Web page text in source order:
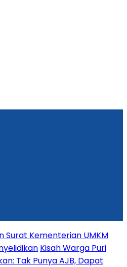
Surat Kementerian UMKM
Kisah Warga Puri
Tak Punya AJB, Dapat